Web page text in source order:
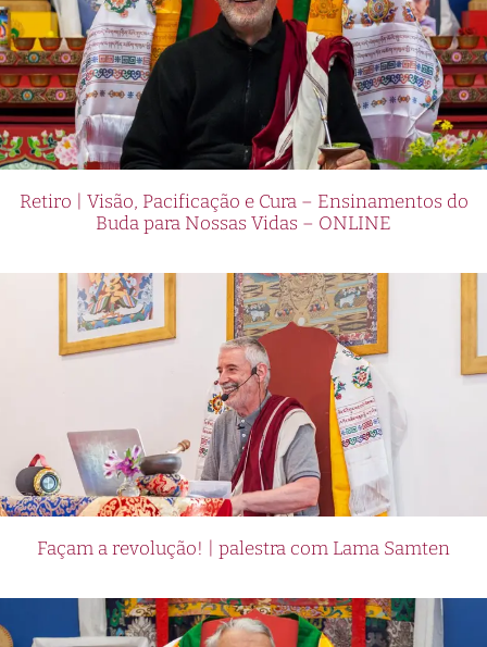
Retiro | Visão, Pacificação e Cura – Ensinamentos do
Buda para Nossas Vidas – ONLINE
Façam a revolução! | palestra com Lama Samten